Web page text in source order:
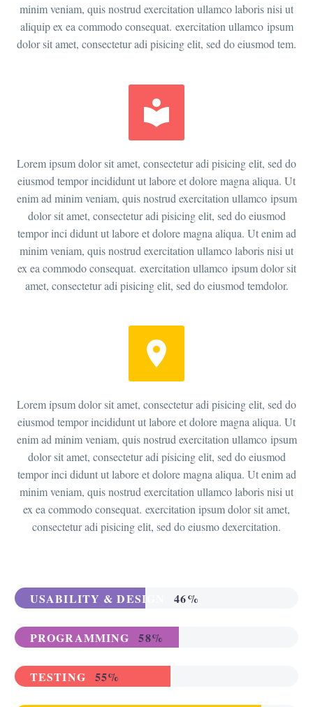
minim veniam, quis nostrud exercitation ullamco laboris nisi ut
aliquip ex ea commodo consequat. exercitation ullamco ipsum
dolor sit amet, consectetur adi pisicing elit, sed do eiusmod tem.


Lorem ipsum dolor sit amet, consectetur adi pisicing elit, sed do
eiusmod tempor incididunt ut labore et dolore magna aliqua. Ut
enim ad minim veniam, quis nostrud exercitation ullamco ipsum
dolor sit amet, consectetur adi pisicing elit, sed do eiusmod
tempor inci didunt ut labore et dolore magna aliqua. Ut enim ad
minim veniam, quis nostrud exercitation ullamco laboris nisi ut
ex ea commodo consequat. exercitation ullamco ipsum dolor sit
amet, consectetur adi pisicing elit, sed do eiusmod temdolor.


Lorem ipsum dolor sit amet, consectetur adi pisicing elit, sed do
eiusmod tempor incididunt ut labore et dolore magna aliqua. Ut
enim ad minim veniam, quis nostrud exercitation ullamco ipsum
dolor sit amet, consectetur adi pisicing elit, sed do eiusmod
tempor inci didunt ut labore et dolore magna aliqua. Ut enim ad
minim veniam, quis nostrud exercitation ullamco laboris nisi ut
ex ea commodo consequat. exercitation ipsum dolor sit amet,
consectetur adi pisicing elit, sed do eiusmo dexercitation.
USABILITY & DESIGN 46%
PROGRAMMING 58%
TESTING 55%